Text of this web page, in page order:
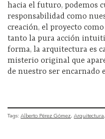
hacia el futuro, podemos
responsabilidad como
creación, el proyecto
tanto la pura acción
forma, la arquitectura es
misterio original que
de nuestro ser encarnado
Tags: Alberto Pérez Gómez Arquitectura